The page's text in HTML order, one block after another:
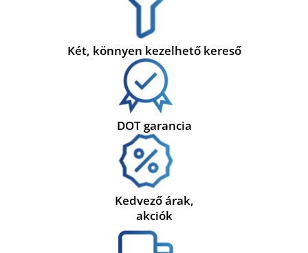
Két, könnyen kezelhető kereső
DOT garancia
Kedvező árak,
akciók